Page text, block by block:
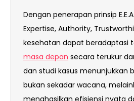
Dengan penerapan prinsip
Expertise, Authority,
kesehatan dapat beradaptasi
masa depan secara terukur
dan studi kasus menunjukkan
bukan sekadar wacana,
menghasilkan efisiensi nyata